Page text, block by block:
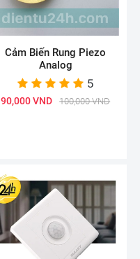
Cảm Biến Rung Piezo
Analog
5
90,000 VND 100,000 VND